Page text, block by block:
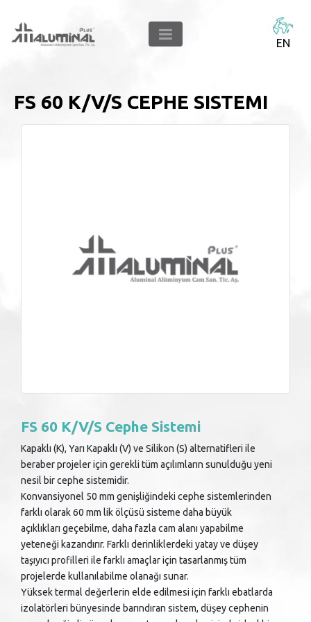
EN
FS 60 K/V/S CEPHE SISTEMI
FS 60 K/V/S Cephe Sistemi
Kapaklı (K), Yarı Kapaklı (V) ve Silikon (S) alternatifleri ile
beraber projeler için gerekli tüm açılımların sunulduğu yeni
nesil bir cephe sistemidir.
Konvansiyonel 50 mm genişliğindeki cephe sistemlerinden
farklı olarak 60 mm lik ölçüsü sisteme daha büyük
açıklıkları geçebilme, daha fazla cam alanı yapabilme
yeteneği kazandırır. Farklı derinliklerdeki yatay ve düşey
taşıyıcı profilleri ile farklı amaçlar için tasarlanmış tüm
projelerde kullanılabilme olanağı sunar.
Yüksek termal değerlerin elde edilmesi için farklı ebatlarda
izolatörleri bünyesinde barındıran sistem, düşey cephenin